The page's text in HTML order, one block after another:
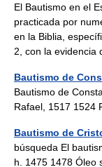
El Bautismo en el
practicada por
en la Biblia,
2, con la
Bautismo de
Bautismo de
Rafael, 1517
Bautismo de
búsqueda El
h. 1475 1478